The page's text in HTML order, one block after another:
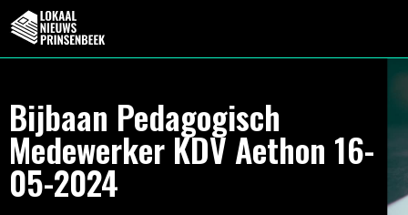
Bijbaan Pedagogisch
Medewerker KDV Aethon 16-
05-2024